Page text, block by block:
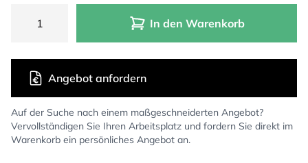
In den Warenkorb
Auf der Suche nach einem maßgeschneiderten Angebot?
Vervollständigen Sie Ihren Arbeitsplatz und fordern Sie direkt im
Warenkorb ein persönliches Angebot an.
Angebot anfordern